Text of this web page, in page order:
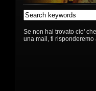
Se non hai trovato cio'
una mail, ti risponderemo